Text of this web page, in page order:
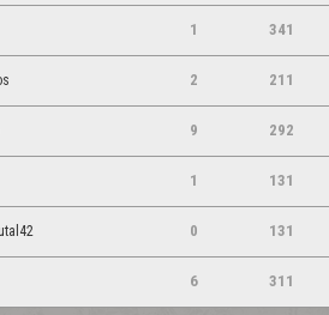
1 341
2 211
9 292
1 131
0 131
6 311